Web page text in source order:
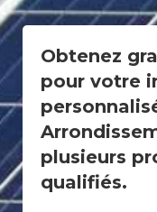
Obtenez
pour votre
plusieurs
qualifiés.